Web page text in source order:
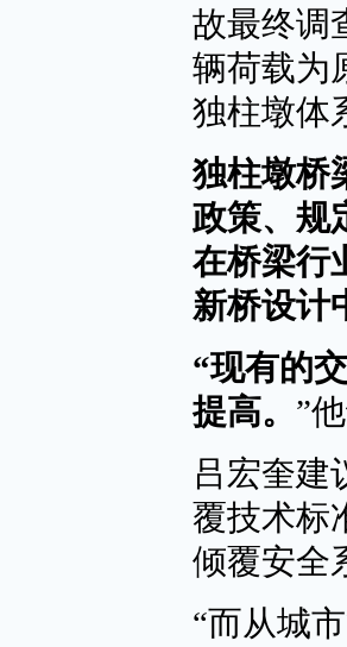
故最终调
辆荷载为
独柱墩体
独柱墩桥
政策、规
在桥梁行
新桥设计
“现有的
提高。 ”
吕宏奎建
覆技术标
倾覆安全
“而从城